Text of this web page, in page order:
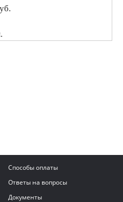
Способы оплаты
Ответы на вопросы
Документы